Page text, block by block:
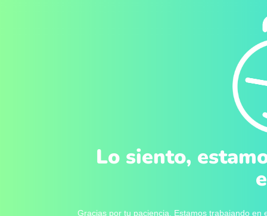
Lo siento,
Gracias por tu paciencia. Estamos trabajando en